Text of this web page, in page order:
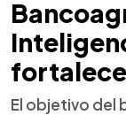
El objetivo del